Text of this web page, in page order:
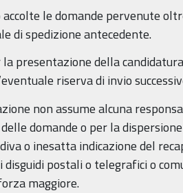
accolte le domande pervenute
di spedizione antecedente.
presentazione della
riserva di invio
non assume alcuna
domande o per la
o inesatta indicazione del
postali o telegrafici o
maggiore.